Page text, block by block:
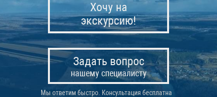
Хочу на
экскурсию!
Задать вопрос
нашему специалисту
Мы ответим быстро. Консультация бесплатна